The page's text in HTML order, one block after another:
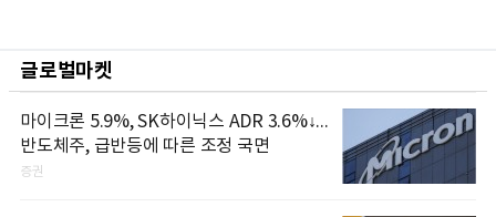
글로벌마켓
마이크론 5.9%, SK하이닉스 ADR 3.6%↓...
반도체주, 급반등에 따른 조정 국면
증권